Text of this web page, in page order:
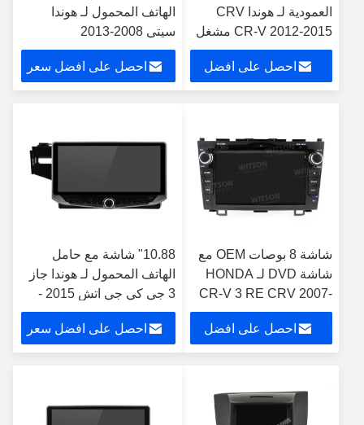
العمودية لـ هوندا CRV
CR-V 2012-2015 مشغل
الوسائط المتعددة
للسيارات الروبوتية
احصل على افضل
الهاتف المحمول لـ هوندا
سيتي 2008-2013
احصل على افضل سعر
شاشة 8 بوصات OEM مع
شاشة DVD لـ HONDA
CR-V 3 RE CRV 2007-
2011 جهاز ستيريو
للسيارات Androidاحصل على افضل
10.88" شاشة مع حامل
الهاتف المحمول لـ هوندا جاز
3 جي كي جي اتش 2015 -
2020 Fit 3 2013-2020
ستيريو الوسائط المتعددة
احصل على افضل سعر